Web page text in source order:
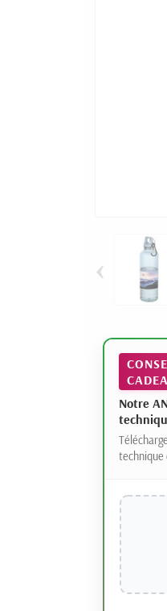
‹
Notre
technique